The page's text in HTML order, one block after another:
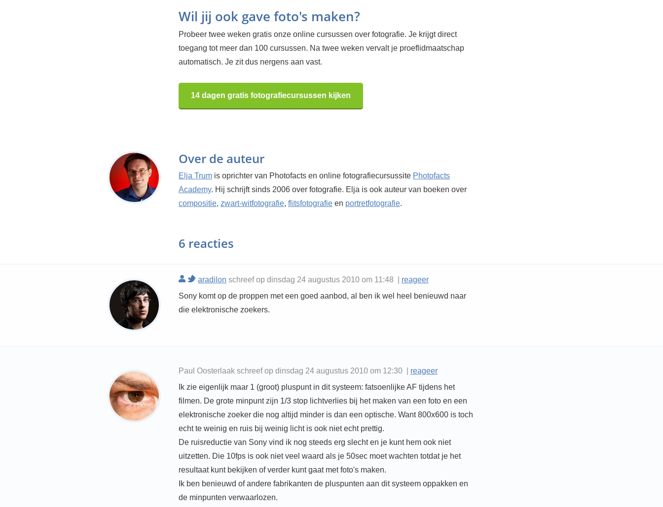
Wil jij ook gave foto's maken?
Probeer twee weken gratis onze online cursussen over fotografie. Je krijgt direct
toegang tot meer dan 100 cursussen. Na twee weken vervalt je proeflidmaatschap
automatisch. Je zit dus nergens aan vast.
14 dagen gratis fotografiecursussen kijken
Over de auteur
Elja Trum is oprichter van Photofacts en online fotografiecursussite Photofacts
Academy. Hij schrijft sinds 2006 over fotografie. Elja is ook auteur van boeken over
compositie, zwart-witfotografie, flitsfotografie en portretfotografie.
6 reacties
aradilon schreef op dinsdag 24 augustus 2010 om 11:48 | reageer
Sony komt op de proppen met een goed aanbod, al ben ik wel heel benieuwd naar
die elektronische zoekers.
Paul Oosterlaak schreef op dinsdag 24 augustus 2010 om 12:30 | reageer
Ik zie eigenlijk maar 1 (groot) pluspunt in dit systeem: fatsoenlijke AF tijdens het
filmen. De grote minpunt zijn 1/3 stop lichtverlies bij het maken van een foto en een
elektronische zoeker die nog altijd minder is dan een optische. Want 800x600 is toch
echt te weinig en ruis bij weinig licht is ook niet echt prettig.
De ruisreductie van Sony vind ik nog steeds erg slecht en je kunt hem ook niet
uitzetten. Die 10fps is ook niet veel waard als je 50sec moet wachten totdat je het
resultaat kunt bekijken of verder kunt gaat met foto's maken.
Ik ben benieuwd of andere fabrikanten de pluspunten aan dit systeem oppakken en
de minpunten verwaarlozen.